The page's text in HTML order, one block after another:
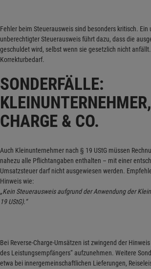
Fehler beim Steuerausweis sind besonders kritisch. Ein
unberechtigter Steuerausweis führt dazu, dass die
geschuldet wird, selbst wenn sie gesetzlich nicht
Korrekturbedarf.
SONDERFÄLLE:
CHARGE & CO.
Auch Kleinunternehmer nach § 19 UStG müssen
nahezu alle Pflichtangaben enthalten – mit einer
Umsatzsteuer darf nicht ausgewiesen werden.
Hinweis wie:
„Kein Steuerausweis aufgrund der Anwendung der
19 UStG).“
Bei Reverse-Charge-Umsätzen ist zwingend der
des Leistungsempfängers“ aufzunehmen. Weitere
etwa bei innergemeinschaftlichen Lieferungen,